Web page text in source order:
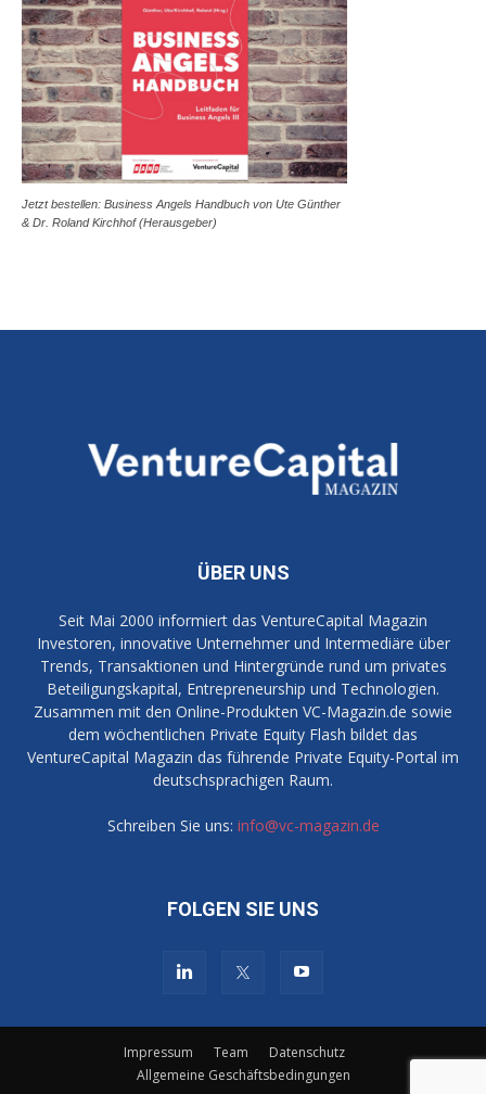
Jetzt bestellen: Business Angels Handbuch von Ute Günther
& Dr. Roland Kirchhof (Herausgeber)
ÜBER UNS
Seit Mai 2000 informiert das VentureCapital Magazin
Investoren, innovative Unternehmer und Intermediäre über
Trends, Transaktionen und Hintergründe rund um privates
Beteiligungskapital, Entrepreneurship und Technologien.
Zusammen mit den Online-Produkten VC-Magazin.de sowie
dem wöchentlichen Private Equity Flash bildet das
VentureCapital Magazin das führende Private Equity-Portal im
deutschsprachigen Raum.
Schreiben Sie uns: info@vc-magazin.de
FOLGEN SIE UNS
Impressum Team
Datenschutz
Allgemeine Geschäftsbedingungen